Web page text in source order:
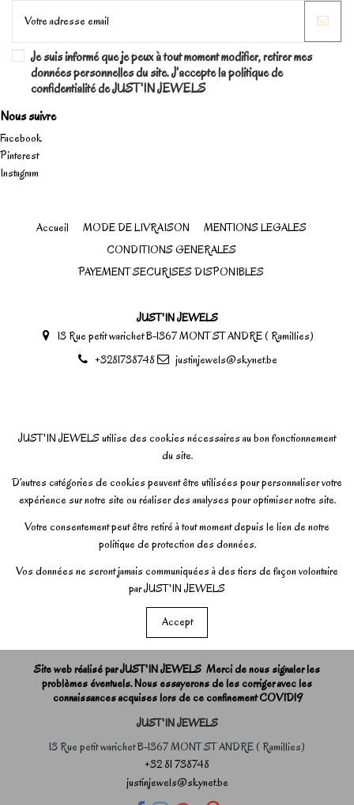
Je suis informé que je peux à tout moment modifier, retirer mes
données personnelles du site. J'accepte la politique de
confidentialité de JUST'IN JEWELS
Nous suivre
Facebook
Pinterest
Instagram
Accueil MODE DE LIVRAISON
MENTIONS LEGALES
CONDITIONS GENERALES
PAYEMENT SECURISES DISPONIBLES
JUST'IN JEWELS
13 Rue petit warichet B-1367 MONT ST ANDRE ( Ramillies)
+3281738748
justinjewels@skynet.be
JUST'IN JEWELS utilise des cookies nécessaires au bon fonctionnement
du site.
D’autres catégories de cookies peuvent être utilisées pour personnaliser votre
expérience sur notre site ou réaliser des analyses pour optimiser notre site.
Votre consentement peut être retiré à tout moment depuis le lien de notre
politique de protection des données.
Vos données ne seront jamais communiquées à des tiers de façon volontaire
par JUST'IN JEWELS
Accept
Site web réalisé par JUST'IN JEWELS Merci de nous signaler les
problèmes éventuels. Nous essayerons de les corriger avec les
connaissances acquises lors de ce confinement COVID19
JUST'IN JEWELS
13 Rue petit warichet B-1367 MONT ST ANDRE ( Ramillies)
+32 81 738748
justinjewels@skynet.be